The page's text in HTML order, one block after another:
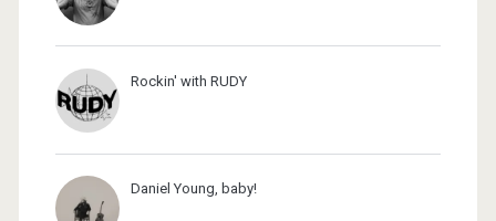
Rockin' with RUDY
Daniel Young, baby!